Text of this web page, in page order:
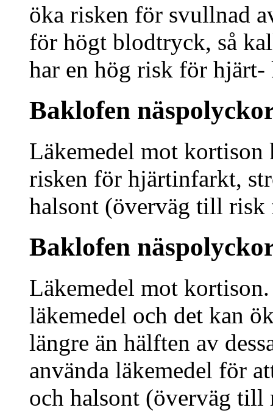
öka risken för svullnad
för högt blodtryck, så
har en hög risk för hjärt-
Baklofen
Läkemedel mot kortison
risken för hjärtinfarkt,
halsont (överväg till
Baklofen
Läkemedel mot
läkemedel och det kan
längre än hälften av
använda läkemedel för
och halsont (överväg